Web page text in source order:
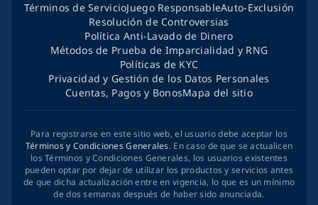
Términos de ServicioJuego ResponsableAuto-Exclusión
Resolución de Controversias
Política Anti-Lavado de Dinero
Métodos de Prueba de Imparcialidad y RNG
Políticas de KYC
Privacidad y Gestión de los Datos Personales
Cuentas, Pagos y BonosMapa del sitio
Para registrarse en este sitio web, el usuario debe aceptar los
Términos y Condiciones Generales. En caso de que se actualicen
los Términos y Condiciones Generales, los usuarios existentes
pueden optar por dejar de utilizar los productos y servicios antes
de que dicha actualización entre en vigencia, lo que es un mínimo
de dos semanas después de haber sido anunciada.